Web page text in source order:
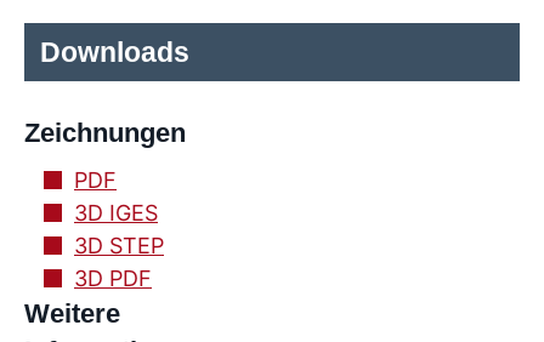
Downloads
Zeichnungen
PDF
3D IGES
3D STEP
3D PDF
Weitere